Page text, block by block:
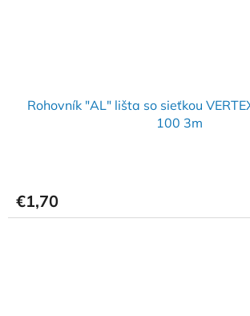
Rohovník "AL" lišta so sieťkou
100 3m
€1,70